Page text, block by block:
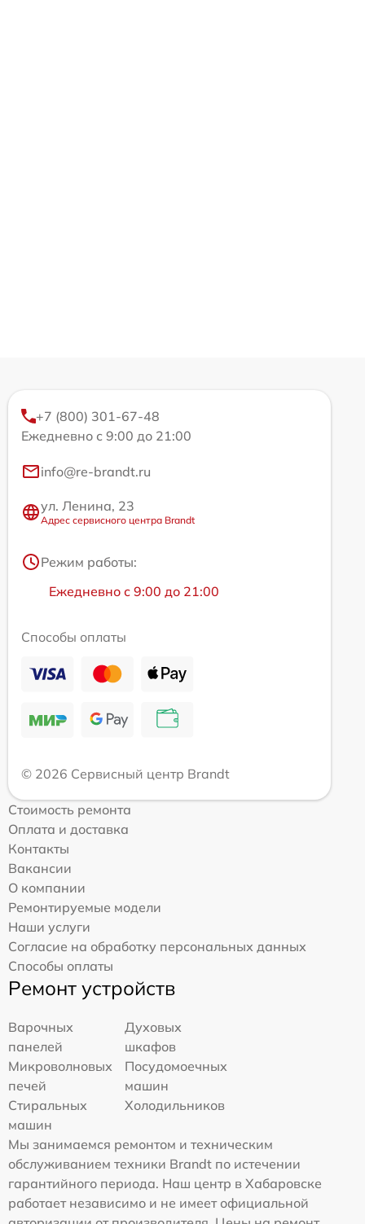
+7 (800) 301-67-48
Ежедневно с 9:00 до 21:00
info@re-brandt.ru
ул. Ленина, 23
Адрес сервисного центра Brandt
Режим работы:
Ежедневно с 9:00 до 21:00
Способы оплаты
© 2026 Сервисный центр Brandt
Стоимость ремонта
Оплата и доставка
Контакты
Вакансии
О компании
Ремонтируемые модели
Наши услуги
Согласие на обработку персональных данных
Способы оплаты
Ремонт устройств
Варочных
панелей
Духовых
шкафов
Микроволновых
печей
Посудомоечных
машин
Стиральных
машин
Холодильников
Мы занимаемся ремонтом и техническим
обслуживанием техники Brandt по истечении
гарантийного периода. Наш центр в Хабаровске
работает независимо и не имеет официальной